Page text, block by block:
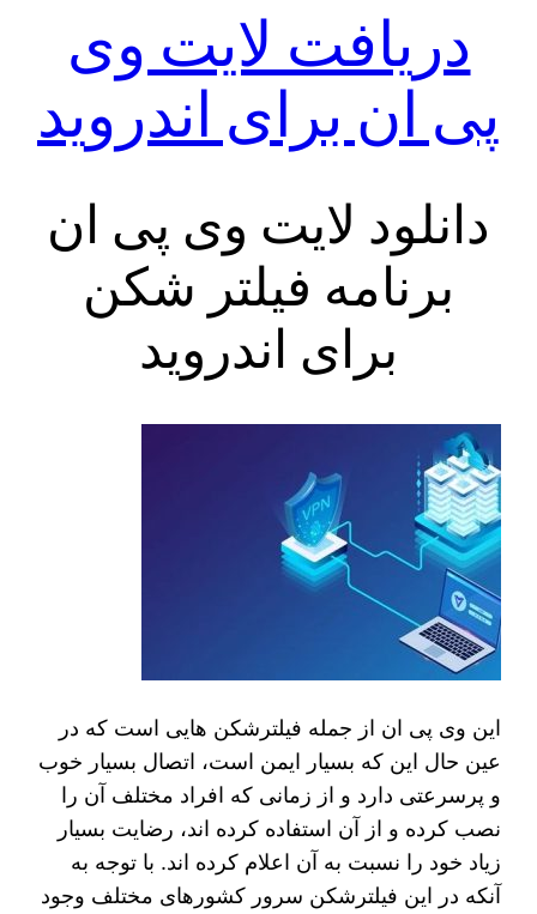
دریافت لایت وی
پی ان برای اندروید
دانلود لایت وی پی ان
برنامه فیلتر شکن
برای اندروید
این وی پی ان از جمله فیلترشکن هایی است که در
عین حال این که بسیار ایمن است، اتصال بسیار خوب
و پرسرعتی دارد و از زمانی که افراد مختلف آن را
نصب کرده و از آن استفاده کرده اند، رضایت بسیار
زیاد خود را نسبت به آن اعلام کرده اند. با توجه به
آنکه در این فیلترشکن سرور کشورهای مختلف وجود